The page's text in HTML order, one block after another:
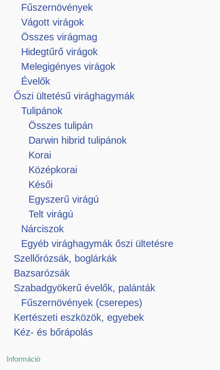
Fűszernövények
Vágott virágok
Összes virágmag
Hidegtűrő virágok
Melegigényes virágok
Évelők
Őszi ültetésű virághagymák
Tulipánok
Összes tulipán
Darwin hibrid tulipánok
Korai
Középkorai
Késői
Egyszerű virágú
Telt virágú
Nárciszok
Egyéb virághagymák őszi ültetésre
Szellőrózsák, boglárkák
Bazsarózsák
Szabadgyökerű évelők, palánták
Fűszernövények (cserepes)
Kertészeti eszközök, egyebek
Kéz- és bőrápolás
Információ